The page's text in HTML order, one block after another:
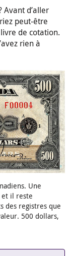
Avant d’aller
peut-être
de cotation.
rien à
Une
et il reste
des registres que
500 dollars,